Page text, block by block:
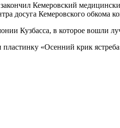
Кемеровский
досуга Кемеровского обкома
Кузбасса, в которое вошли
«Осенний крик